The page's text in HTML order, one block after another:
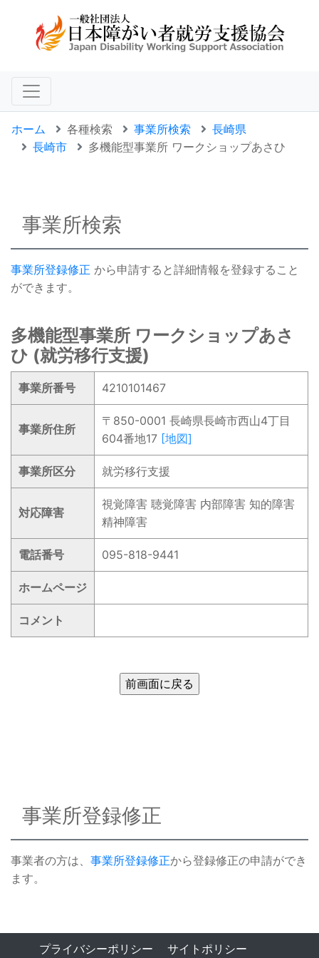
ホーム 各種検索 事業所検索
長崎県
長崎市
多機能型事業所 ワークショップあさひ
事業所検索
事業所登録修正 から申請すると詳細情報を登録すること
ができます。
多機能型事業所 ワークショップあさ
ひ (就労移行支援)
事業所番号 4210101467
事業所住所
〒850-0001 長崎県長崎市西山4丁目
604番地17 [地図]
事業所区分 就労移行支援
対応障害
視覚障害 聴覚障害 内部障害 知的障害
精神障害
電話番号 095-818-9441
ホームページ
コメント
事業所登録修正
事業者の方は、 事業所登録修正から登録修正の申請ができ
ます。
プライバシーポリシー サイトポリシー